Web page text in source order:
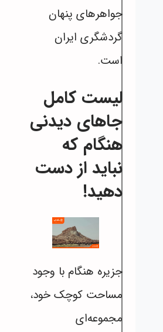
جواهرهای پنهان
گردشگری ایران
است.
لیست کامل
جاهای دیدنی
هنگام که
نباید از دست
دهید!
جزیره هنگام با وجود
مساحت کوچک خود،
مجموعه‌ای